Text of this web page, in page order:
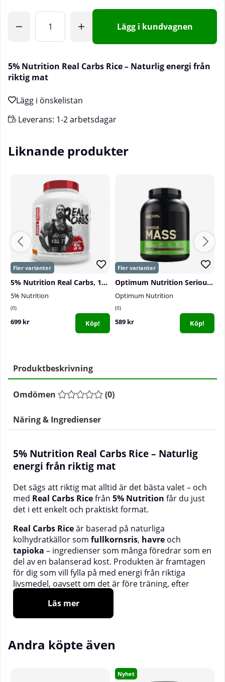
Lägg i kundvagnen
5% Nutrition Real Carbs Rice – Naturlig energi från
riktig mat
Leverans: 1-2 arbetsdagar
Liknande produkter
5% Nutrition Real Carbs, 1200 g
5% Nutrition
0
699 kr Köp!
Optimum Nutrition Serious Mass, 2,7 kg
Optimum Nutrition
0
589 kr Köp!
Produktbeskrivning
Omdömen (0)
Näring & Ingredienser
5% Nutrition Real Carbs Rice – Naturlig
energi från riktig mat
Det sägs att riktig mat alltid är det bästa valet – och
med Real Carbs Ricefrån 5% Nutrition får du just
det i ett enkelt och praktiskt format.
Real Carbs Riceär baserad på naturliga
kolhydratkällor som fullkornsris, havre och
tapioka – ingredienser som många föredrar som en
del av en balanserad kost. Produkten är framtagen
för dig som vill fylla på med energi från riktiga
livsmedel, oavsett om det är före träning, efter
träning eller som ett näringsrikt mellanmål.
Pulvret blandas enkelt i vatten eller shaker och ger
Real Carbs Rice
till en normal energiomsättning, elektrolytbalans
samt till att minska trötthet och utmattning.
Läs mer
Andra köpte även
Nyhet